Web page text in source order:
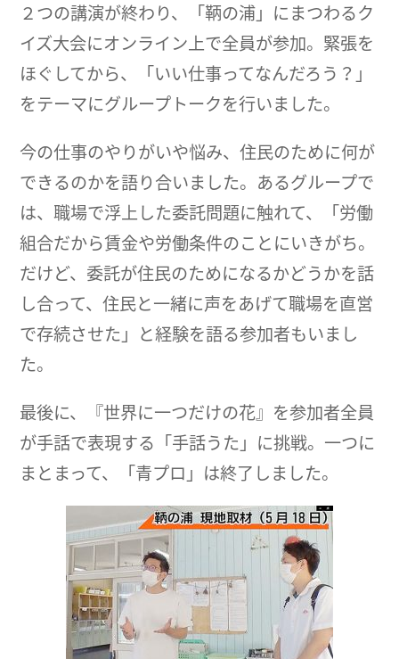
２つの講演が終わり、「鞆の浦」にまつわるク
イズ大会にオンライン上で全員が参加。緊張を
ほぐしてから、「いい仕事ってなんだろう？」
をテーマにグループトークを行いました。
今の仕事のやりがいや悩み、住民のために何が
できるのかを語り合いました。あるグループで
は、職場で浮上した委託問題に触れて、「労働
組合だから賃金や労働条件のことにいきがち。
だけど、委託が住民のためになるかどうかを話
し合って、住民と一緒に声をあげて職場を直営
で存続させた」と経験を語る参加者もいまし
た。
最後に、『世界に一つだけの花』を参加者全員
が手話で表現する「手話うた」に挑戦。一つに
まとまって、「青プロ」は終了しました。